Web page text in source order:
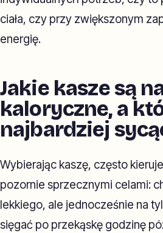
ciała, czy przy zwiększonym
energię.
Jakie kasze są
kaloryczne, a
najbardziej
Wybierając kaszę, często
pozornie sprzecznymi celami:
lekkiego, ale jednocześnie na
sięgać po przekąskę godzinę